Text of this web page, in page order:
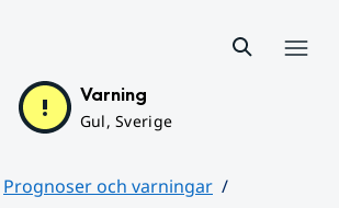
Varning
Gul, Sverige
Prognoser och varningar